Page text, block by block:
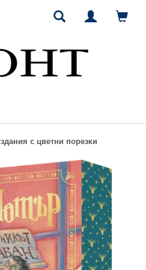
с цветни порезки